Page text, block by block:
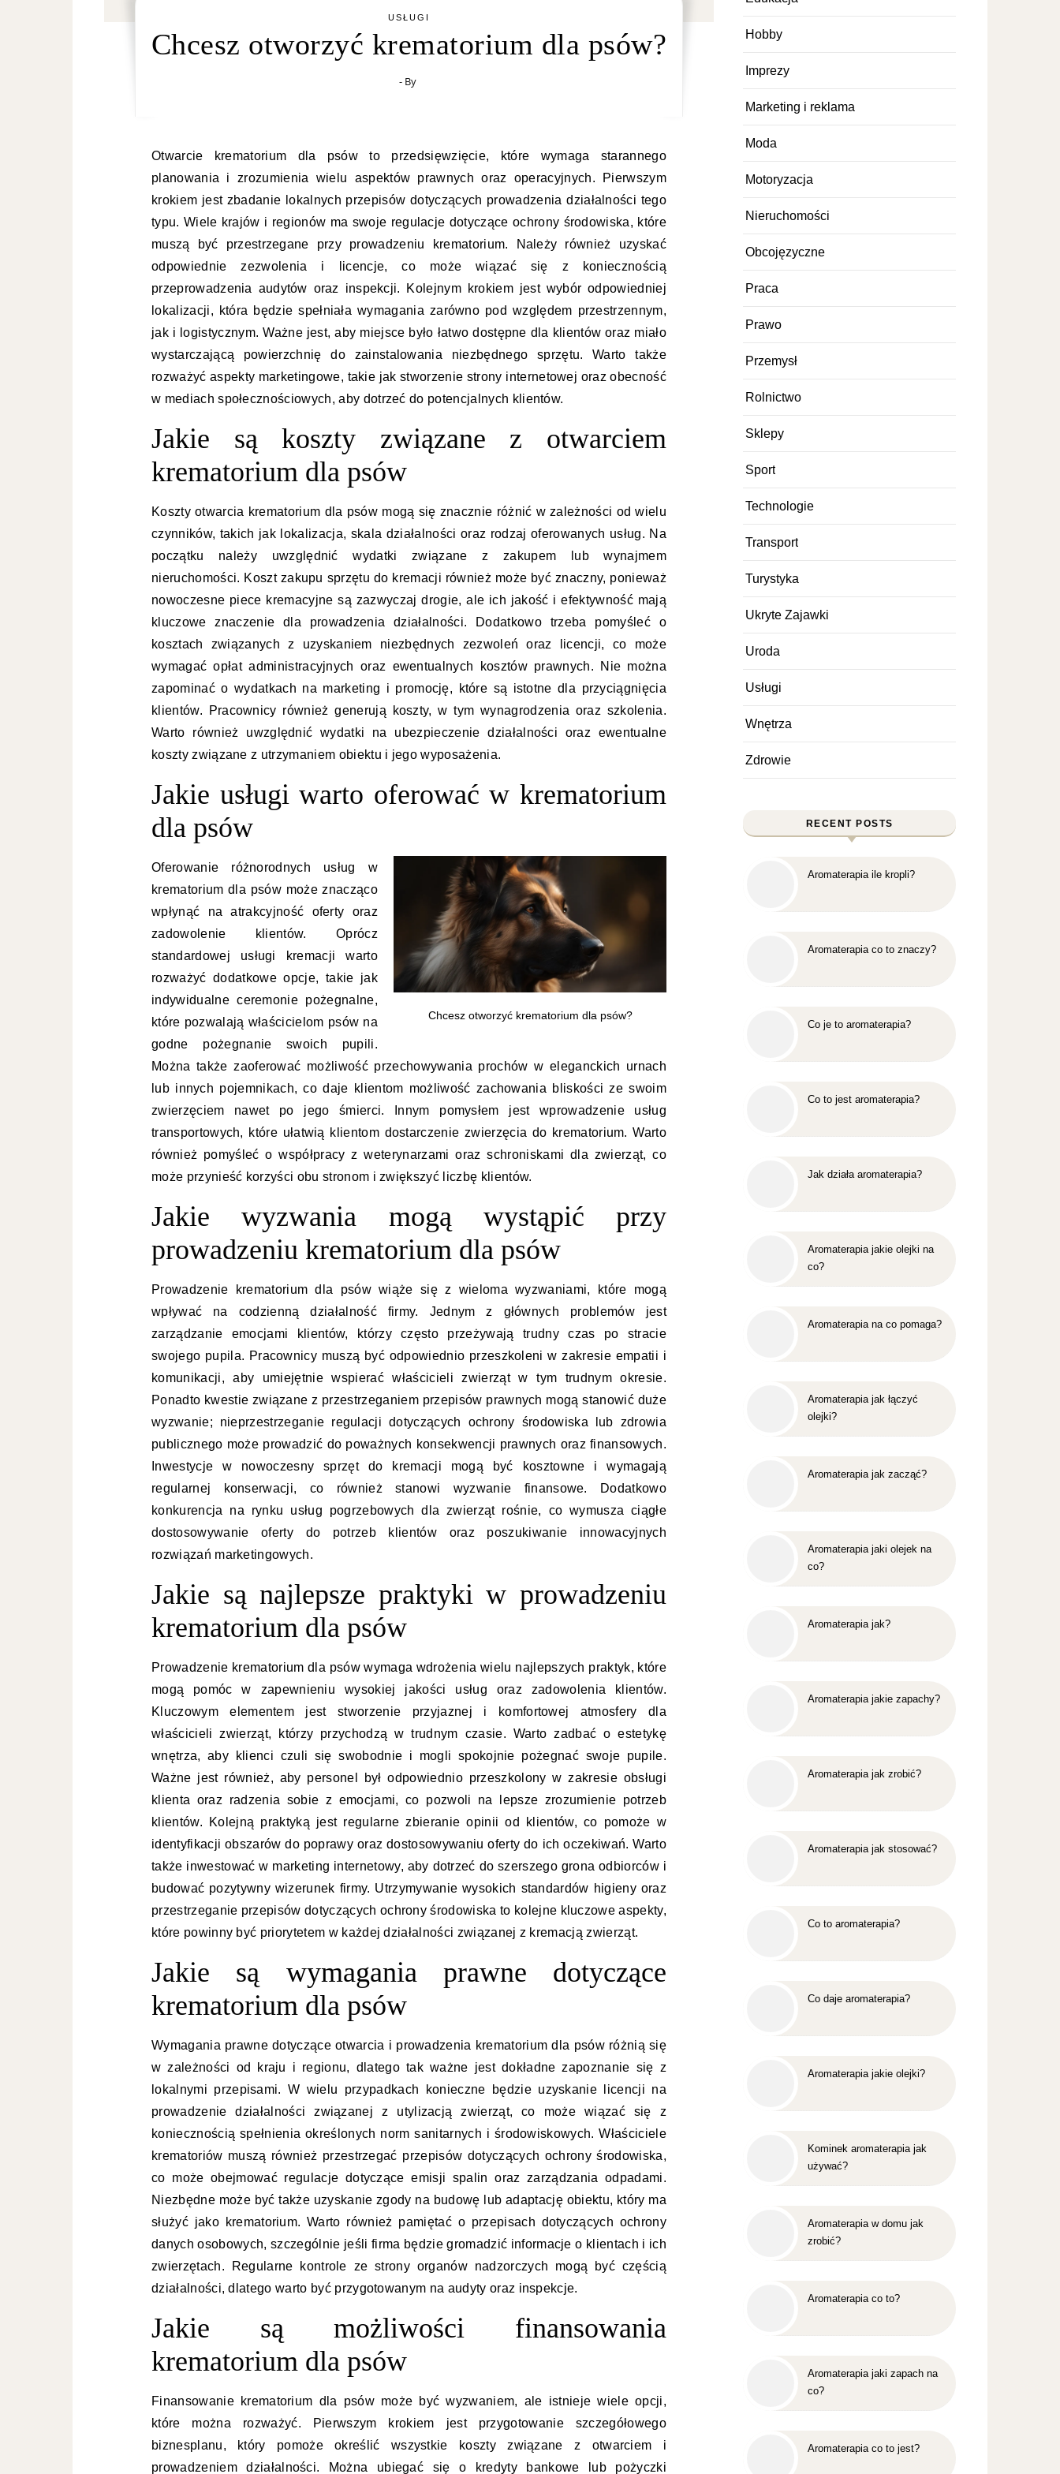
USŁUGI
Chcesz otworzyć krematorium dla psów?
- By
Otwarcie krematorium dla psów to przedsięwzięcie, które wymaga starannego
planowania i zrozumienia wielu aspektów prawnych oraz operacyjnych. Pierwszym
krokiem jest zbadanie lokalnych przepisów dotyczących prowadzenia działalności tego
typu. Wiele krajów i regionów ma swoje regulacje dotyczące ochrony środowiska, które
muszą być przestrzegane przy prowadzeniu krematorium. Należy również uzyskać
odpowiednie zezwolenia i licencje, co może wiązać się z koniecznością
przeprowadzenia audytów oraz inspekcji. Kolejnym krokiem jest wybór odpowiedniej
lokalizacji, która będzie spełniała wymagania zarówno pod względem przestrzennym,
jak i logistycznym. Ważne jest, aby miejsce było łatwo dostępne dla klientów oraz miało
wystarczającą powierzchnię do zainstalowania niezbędnego sprzętu. Warto także
rozważyć aspekty marketingowe, takie jak stworzenie strony internetowej oraz obecność
w mediach społecznościowych, aby dotrzeć do potencjalnych klientów.
Jakie są koszty związane z otwarciem
krematorium dla psów
Koszty otwarcia krematorium dla psów mogą się znacznie różnić w zależności od wielu
czynników, takich jak lokalizacja, skala działalności oraz rodzaj oferowanych usług. Na
początku należy uwzględnić wydatki związane z zakupem lub wynajmem
nieruchomości. Koszt zakupu sprzętu do kremacji również może być znaczny, ponieważ
nowoczesne piece kremacyjne są zazwyczaj drogie, ale ich jakość i efektywność mają
kluczowe znaczenie dla prowadzenia działalności. Dodatkowo trzeba pomyśleć o
kosztach związanych z uzyskaniem niezbędnych zezwoleń oraz licencji, co może
wymagać opłat administracyjnych oraz ewentualnych kosztów prawnych. Nie można
zapominać o wydatkach na marketing i promocję, które są istotne dla przyciągnięcia
klientów. Pracownicy również generują koszty, w tym wynagrodzenia oraz szkolenia.
Warto również uwzględnić wydatki na ubezpieczenie działalności oraz ewentualne
koszty związane z utrzymaniem obiektu i jego wyposażenia.
Jakie usługi warto oferować w krematorium
dla psów
Chcesz otworzyć krematorium dla psów?
Oferowanie różnorodnych usług w
krematorium dla psów może znacząco
wpłynąć na atrakcyjność oferty oraz
zadowolenie klientów. Oprócz
standardowej usługi kremacji warto
rozważyć dodatkowe opcje, takie jak
indywidualne ceremonie pożegnalne,
które pozwalają właścicielom psów na
godne pożegnanie swoich pupili.
Można także zaoferować możliwość przechowywania prochów w eleganckich urnach
lub innych pojemnikach, co daje klientom możliwość zachowania bliskości ze swoim
zwierzęciem nawet po jego śmierci. Innym pomysłem jest wprowadzenie usług
transportowych, które ułatwią klientom dostarczenie zwierzęcia do krematorium. Warto
również pomyśleć o współpracy z weterynarzami oraz schroniskami dla zwierząt, co
może przynieść korzyści obu stronom i zwiększyć liczbę klientów.
Jakie wyzwania mogą wystąpić przy
prowadzeniu krematorium dla psów
Prowadzenie krematorium dla psów wiąże się z wieloma wyzwaniami, które mogą
wpływać na codzienną działalność firmy. Jednym z głównych problemów jest
zarządzanie emocjami klientów, którzy często przeżywają trudny czas po stracie
swojego pupila. Pracownicy muszą być odpowiednio przeszkoleni w zakresie empatii i
komunikacji, aby umiejętnie wspierać właścicieli zwierząt w tym trudnym okresie.
Ponadto kwestie związane z przestrzeganiem przepisów prawnych mogą stanowić duże
wyzwanie; nieprzestrzeganie regulacji dotyczących ochrony środowiska lub zdrowia
publicznego może prowadzić do poważnych konsekwencji prawnych oraz finansowych.
Inwestycje w nowoczesny sprzęt do kremacji mogą być kosztowne i wymagają
regularnej konserwacji, co również stanowi wyzwanie finansowe. Dodatkowo
konkurencja na rynku usług pogrzebowych dla zwierząt rośnie, co wymusza ciągłe
dostosowywanie oferty do potrzeb klientów oraz poszukiwanie innowacyjnych
rozwiązań marketingowych.
Jakie są najlepsze praktyki w prowadzeniu
krematorium dla psów
Prowadzenie krematorium dla psów wymaga wdrożenia wielu najlepszych praktyk, które
mogą pomóc w zapewnieniu wysokiej jakości usług oraz zadowolenia klientów.
Kluczowym elementem jest stworzenie przyjaznej i komfortowej atmosfery dla
właścicieli zwierząt, którzy przychodzą w trudnym czasie. Warto zadbać o estetykę
wnętrza, aby klienci czuli się swobodnie i mogli spokojnie pożegnać swoje pupile.
Ważne jest również, aby personel był odpowiednio przeszkolony w zakresie obsługi
klienta oraz radzenia sobie z emocjami, co pozwoli na lepsze zrozumienie potrzeb
klientów. Kolejną praktyką jest regularne zbieranie opinii od klientów, co pomoże w
identyfikacji obszarów do poprawy oraz dostosowywaniu oferty do ich oczekiwań. Warto
także inwestować w marketing internetowy, aby dotrzeć do szerszego grona odbiorców i
budować pozytywny wizerunek firmy. Utrzymywanie wysokich standardów higieny oraz
przestrzeganie przepisów dotyczących ochrony środowiska to kolejne kluczowe aspekty,
które powinny być priorytetem w każdej działalności związanej z kremacją zwierząt.
Jakie są wymagania prawne dotyczące
krematorium dla psów
Wymagania prawne dotyczące otwarcia i prowadzenia krematorium dla psów różnią się
w zależności od kraju i regionu, dlatego tak ważne jest dokładne zapoznanie się z
lokalnymi przepisami. W wielu przypadkach konieczne będzie uzyskanie licencji na
prowadzenie działalności związanej z utylizacją zwierząt, co może wiązać się z
koniecznością spełnienia określonych norm sanitarnych i środowiskowych. Właściciele
krematoriów muszą również przestrzegać przepisów dotyczących ochrony środowiska,
co może obejmować regulacje dotyczące emisji spalin oraz zarządzania odpadami.
Niezbędne może być także uzyskanie zgody na budowę lub adaptację obiektu, który ma
służyć jako krematorium. Warto również pamiętać o przepisach dotyczących ochrony
danych osobowych, szczególnie jeśli firma będzie gromadzić informacje o klientach i ich
zwierzętach. Regularne kontrole ze strony organów nadzorczych mogą być częścią
działalności, dlatego warto być przygotowanym na audyty oraz inspekcje.
Jakie są możliwości finansowania
krematorium dla psów
Finansowanie krematorium dla psów może być wyzwaniem, ale istnieje wiele opcji,
które można rozważyć. Pierwszym krokiem jest przygotowanie szczegółowego
biznesplanu, który pomoże określić wszystkie koszty związane z otwarciem i
prowadzeniem działalności. Można ubiegać się o kredyty bankowe lub pożyczki
Hobby
Imprezy
Marketing i reklama
Moda
Motoryzacja
Nieruchomości
Obcojęzyczne
Praca
Prawo
Przemysł
Rolnictwo
Sklepy
Sport
Technologie
Transport
Turystyka
Ukryte Zajawki
Uroda
Usługi
Wnętrza
Zdrowie
RECENT POSTS
Aromaterapia ile kropli?
Aromaterapia co to znaczy?
Co je to aromaterapia?
Co to jest aromaterapia?
Jak działa aromaterapia?
Aromaterapia jakie olejki na
co?
Aromaterapia na co pomaga?
Aromaterapia jak łączyć
olejki?
Aromaterapia jak zacząć?
Aromaterapia jaki olejek na
co?
Aromaterapia jak?
Aromaterapia jakie zapachy?
Aromaterapia jak zrobić?
Aromaterapia jak stosować?
Co to aromaterapia?
Co daje aromaterapia?
Aromaterapia jakie olejki?
Kominek aromaterapia jak
używać?
Aromaterapia w domu jak
zrobić?
Aromaterapia co to?
Aromaterapia jaki zapach na
co?
Aromaterapia co to jest?